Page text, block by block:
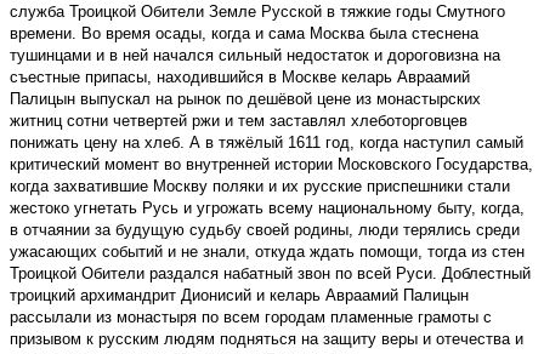
служба Троицкой Обители Земле Русской в тяжкие годы Смутного
времени. Во время осады, когда и сама Москва была стеснена
тушинцами и в ней начался сильный недостаток и дороговизна на
съестные припасы, находившийся в Москве келарь Авраамий
Палицын выпускал на рынок по дешёвой цене из монастырских
житниц сотни четвертей ржи и тем заставлял хлеботорговцев
понижать цену на хлеб. А в тяжёлый 1611 год, когда наступил самый
критический момент во внутренней истории Московского Государства,
когда захватившие Москву поляки и их русские приспешники стали
жестоко угнетать Русь и угрожать всему национальному быту, когда,
в отчаянии за будущую судьбу своей родины, люди терялись среди
ужасающих событий и не знали, откуда ждать помощи, тогда из стен
Троицкой Обители раздался набатный звон по всей Руси. Доблестный
троицкий архимандрит Дионисий и келарь Авраамий Палицын
рассылали из монастыря по всем городам пламенные грамоты с
призывом к русским людям подняться на защиту веры и отечества и